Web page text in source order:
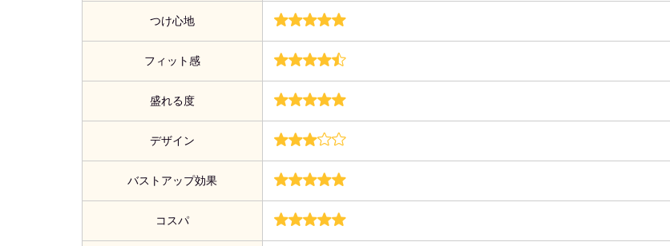
つけ心地
フィット感
盛れる度
デザイン
バストアップ効果
コスパ